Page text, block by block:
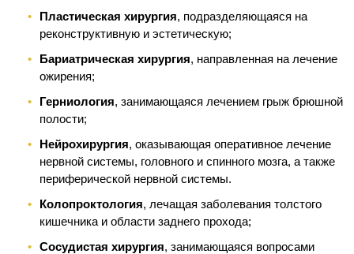
Пластическая хирургия, подразделяющаяся на
реконструктивную и эстетическую;
Бариатрическая хирургия, направленная на лечение
ожирения;
Герниология, занимающаяся лечением грыж брюшной
полости;
Нейрохирургия, оказывающая оперативное лечение
нервной системы, головного и спинного мозга, а также
периферической нервной системы.
Колопроктология, лечащая заболевания толстого
кишечника и области заднего прохода;
Сосудистая хирургия, занимающаяся вопросами